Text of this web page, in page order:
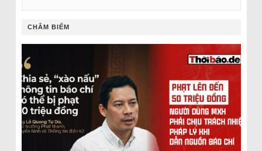
CHÂM BIẾM